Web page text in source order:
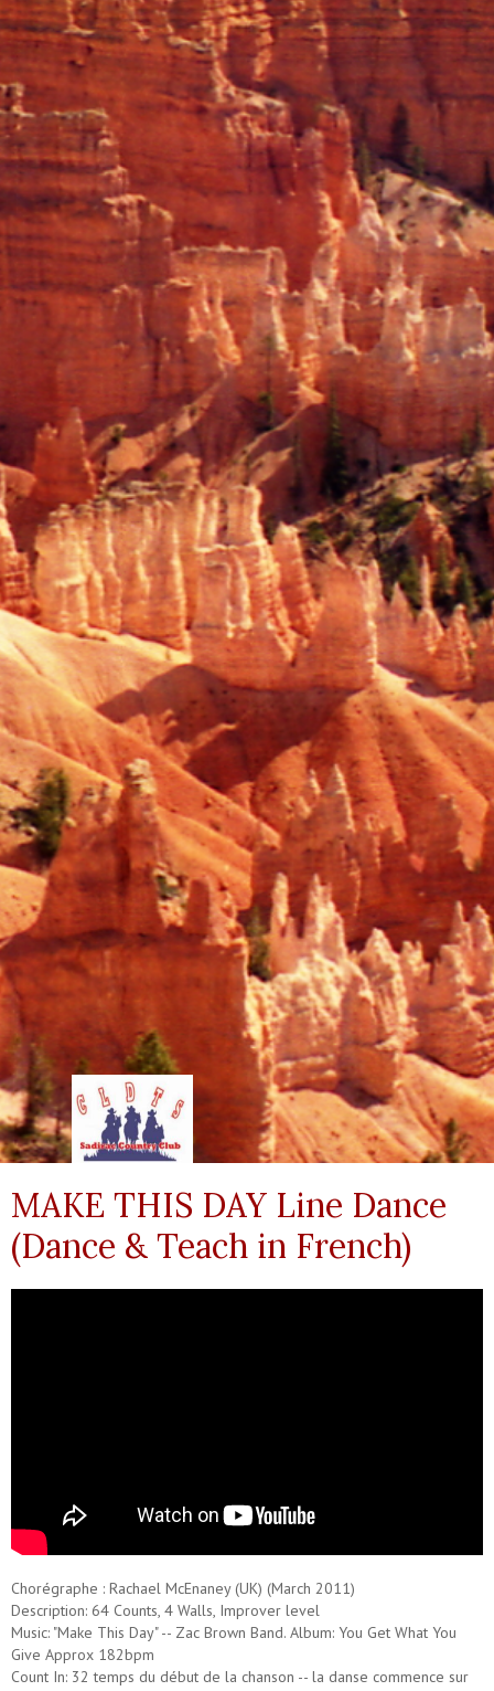
MAKE THIS DAY Line Dance
(Dance & Teach in French)
Chorégraphe : Rachael McEnaney (UK) (March 2011)
Description: 64 Counts, 4 Walls, Improver level
Music: "Make This Day" -- Zac Brown Band. Album: You Get What You
Give Approx 182bpm
Count In: 32 temps du début de la chanson -- la danse commence sur